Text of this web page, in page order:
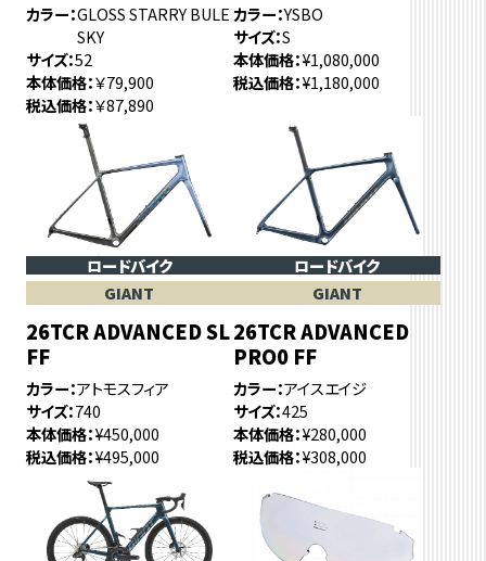
カラー GLOSS STARRY BULE
SKY
サイズ 52
本体価格 ￥79,900
税込価格 ￥87,890
カラー YSBO
サイズ S
本体価格 ¥1,080,000
税込価格 ¥1,180,000
ロードバイク
GIANT
26TCR ADVANCED SL
FF
カラー アトモスフィア
サイズ 740
本体価格 ¥450,000
税込価格 ¥495,000
ロードバイク
GIANT
26TCR ADVANCED
PRO0 FF
カラー アイスエイジ
サイズ 425
本体価格 ¥280,000
税込価格 ¥308,000